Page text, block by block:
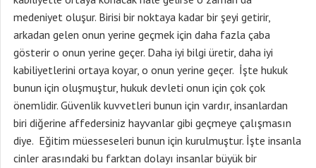
medeniyet oluşur. Birisi bir noktaya kadar bir şeyi getirir,
arkadan gelen onun yerine geçmek için daha fazla çaba
gösterir o onun yerine geçer. Daha iyi bilgi üretir, daha iyi
kabiliyetlerini ortaya koyar, o onun yerine geçer. İşte hukuk
bunun için oluşmuştur, hukuk devleti onun için çok çok
önemlidir. Güvenlik kuvvetleri bunun için vardır, insanlardan
biri diğerine affedersiniz hayvanlar gibi geçmeye çalışmasın
diye. Eğitim müesseseleri bunun için kurulmuştur. İşte insanla
cinler arasındaki bu farktan dolayı insanlar büyük bir